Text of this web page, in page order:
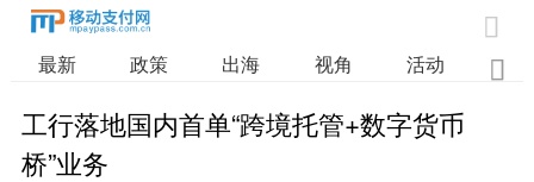

最新 政策 出海 视角 活动 业

工行落地国内首单“跨境托管+数字货币
桥”业务